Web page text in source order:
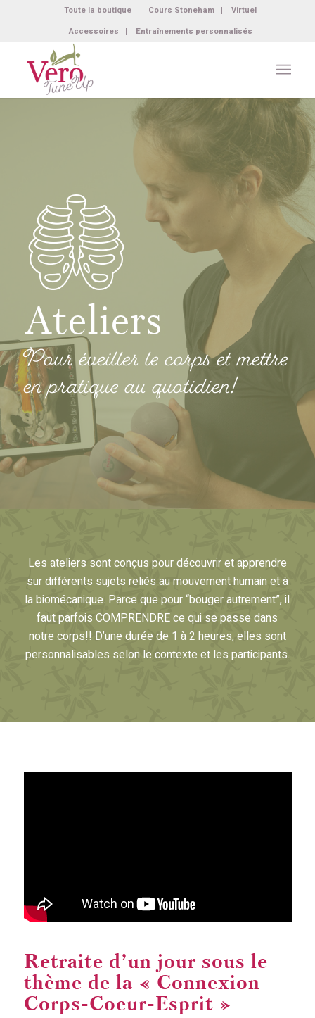
Toute la boutique Cours Stoneham
Virtuel
Accessoires
Entraînements personnalisés
Ateliers
Pour éveiller le corps et mettre
en pratique au quotidien!
Les ateliers sont conçus pour découvrir et apprendre
sur différents sujets reliés au mouvement humain et à
la biomécanique. Parce que pour “bouger autrement”, il
faut parfois COMPRENDRE ce qui se passe dans
notre corps!! D’une durée de 1 à 2 heures, elles sont
personnalisables selon le contexte et les participants.
Retraite d’un jour sous le
thème de la « Connexion
Corps-Coeur-Esprit »